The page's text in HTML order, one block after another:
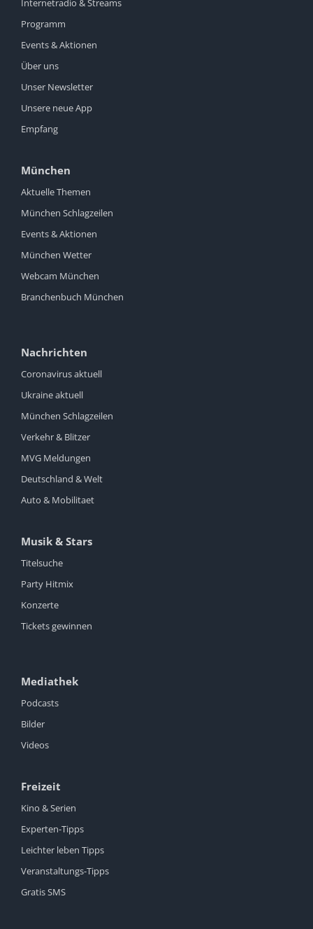
Internetradio & Streams
Programm
Events & Aktionen
Über uns
Unser Newsletter
Unsere neue App
Empfang
München
Aktuelle Themen
München Schlagzeilen
Events & Aktionen
München Wetter
Webcam München
Branchenbuch München
Nachrichten
Coronavirus aktuell
Ukraine aktuell
München Schlagzeilen
Verkehr & Blitzer
MVG Meldungen
Deutschland & Welt
Auto & Mobilitaet
Musik & Stars
Titelsuche
Party Hitmix
Konzerte
Tickets gewinnen
Mediathek
Podcasts
Bilder
Videos
Freizeit
Kino & Serien
Experten-Tipps
Leichter leben Tipps
Veranstaltungs-Tipps
Gratis SMS